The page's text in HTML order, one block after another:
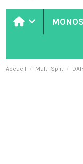
Accueil Multi-Split